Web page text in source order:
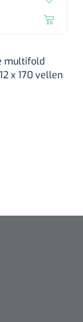
multifold
x 170 vellen